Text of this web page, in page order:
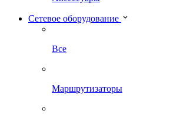
Сетевое оборудование
Все
Маршрутизаторы